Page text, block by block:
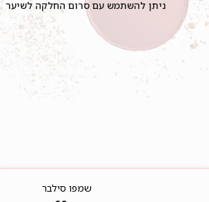
ניתן להשתמש עם סרום החלקה לשיער
שמפו סילבר